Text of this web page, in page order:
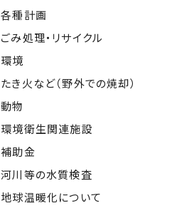
各種計画
ごみ処理・リサイクル
環境
たき火など（野外での焼却）
動物
環境衛生関連施設
補助金
河川等の水質検査
地球温暖化について